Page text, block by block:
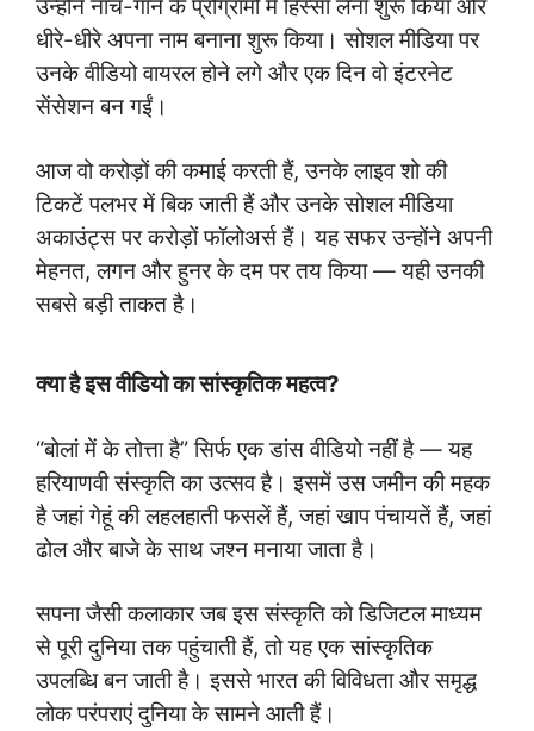
उन्होंने नाच-गाने के प्रोग्रामों में हिस्सा लेना शुरू किया और
धीरे-धीरे अपना नाम बनाना शुरू किया। सोशल मीडिया पर
उनके वीडियो वायरल होने लगे और एक दिन वो इंटरनेट
सेंसेशन बन गईं।
आज वो करोड़ों की कमाई करती हैं, उनके लाइव शो की
टिकटें पलभर में बिक जाती हैं और उनके सोशल मीडिया
अकाउंट्स पर करोड़ों फॉलोअर्स हैं। यह सफर उन्होंने अपनी
मेहनत, लगन और हुनर के दम पर तय किया — यही उनकी
सबसे बड़ी ताकत है।
क्या है इस वीडियो का सांस्कृतिक महत्व?
“बोलां में के तोत्ता है” सिर्फ एक डांस वीडियो नहीं है — यह
हरियाणवी संस्कृति का उत्सव है। इसमें उस जमीन की महक
है जहां गेहूं की लहलहाती फसलें हैं, जहां खाप पंचायतें हैं, जहां
ढोल और बाजे के साथ जश्न मनाया जाता है।
सपना जैसी कलाकार जब इस संस्कृति को डिजिटल माध्यम
से पूरी दुनिया तक पहुंचाती हैं, तो यह एक सांस्कृतिक
उपलब्धि बन जाती है। इससे भारत की विविधता और समृद्ध
लोक परंपराएं दुनिया के सामने आती हैं।